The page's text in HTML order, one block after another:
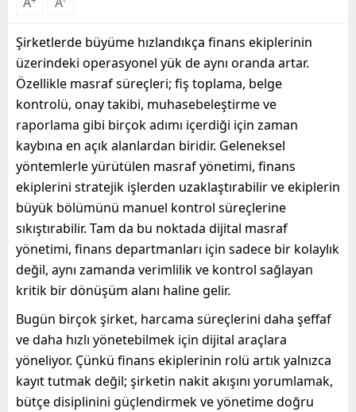
Şirketlerde büyüme hızlandıkça finans ekiplerinin
üzerindeki operasyonel yük de aynı oranda artar.
Özellikle masraf süreçleri; fiş toplama, belge
kontrolü, onay takibi, muhasebeleştirme ve
raporlama gibi birçok adımı içerdiği için zaman
kaybına en açık alanlardan biridir. Geleneksel
yöntemlerle yürütülen masraf yönetimi, finans
ekiplerini stratejik işlerden uzaklaştırabilir ve ekiplerin
büyük bölümünü manuel kontrol süreçlerine
sıkıştırabilir. Tam da bu noktada dijital masraf
yönetimi, finans departmanları için sadece bir kolaylık
değil, aynı zamanda verimlilik ve kontrol sağlayan
kritik bir dönüşüm alanı haline gelir.
Bugün birçok şirket, harcama süreçlerini daha şeffaf
ve daha hızlı yönetebilmek için dijital araçlara
yöneliyor. Çünkü finans ekiplerinin rolü artık yalnızca
kayıt tutmak değil; şirketin nakit akışını yorumlamak,
bütçe disiplinini güçlendirmek ve yönetime doğru